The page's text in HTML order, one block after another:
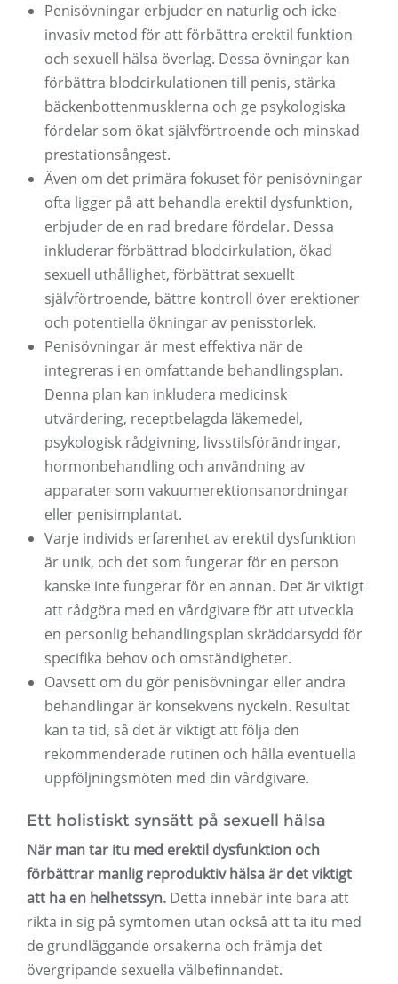
Penisövningar erbjuder en naturlig och icke-
invasiv metod för att förbättra erektil funktion
och sexuell hälsa överlag. Dessa övningar kan
förbättra blodcirkulationen till penis, stärka
bäckenbottenmusklerna och ge psykologiska
fördelar som ökat självförtroende och minskad
prestationsångest.
Även om det primära fokuset för penisövningar
ofta ligger på att behandla erektil dysfunktion,
erbjuder de en rad bredare fördelar. Dessa
inkluderar förbättrad blodcirkulation, ökad
sexuell uthållighet, förbättrat sexuellt
självförtroende, bättre kontroll över erektioner
och potentiella ökningar av penisstorlek.
Penisövningar är mest effektiva när de
integreras i en omfattande behandlingsplan.
Denna plan kan inkludera medicinsk
utvärdering, receptbelagda läkemedel,
psykologisk rådgivning, livsstilsförändringar,
hormonbehandling och användning av
apparater som vakuumerektionsanordningar
eller penisimplantat.
Varje individs erfarenhet av erektil dysfunktion
är unik, och det som fungerar för en person
kanske inte fungerar för en annan. Det är viktigt
att rådgöra med en vårdgivare för att utveckla
en personlig behandlingsplan skräddarsydd för
specifika behov och omständigheter.
Oavsett om du gör penisövningar eller andra
behandlingar är konsekvens nyckeln. Resultat
kan ta tid, så det är viktigt att följa den
rekommenderade rutinen och hålla eventuella
uppföljningsmöten med din vårdgivare.
Ett holistiskt synsätt på sexuell hälsa
När man tar itu med erektil dysfunktion och
förbättrar manlig reproduktiv hälsa är det viktigt
att ha en helhetssyn. Detta innebär inte bara att
rikta in sig på symtomen utan också att ta itu med
de grundläggande orsakerna och främja det
övergripande sexuella välbefinnandet.